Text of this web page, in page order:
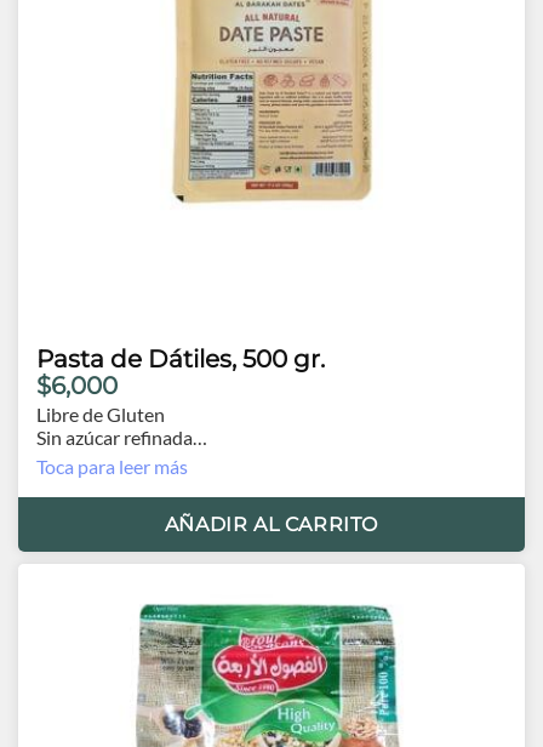
Pasta de Dátiles, 500 gr.
$6,000
Libre de Gluten
Sin azúcar refinada
Vegana
Orígen Dubai
Toca para leer más
AÑADIR AL CARRITO